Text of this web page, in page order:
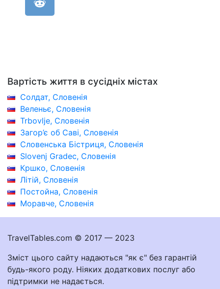
Вартість життя в сусідніх містах
Солдат, Словенія
Веленьє, Словенія
Trbovlje, Словенія
Загор’є об Саві, Словенія
Словенська Бістриця, Словенія
Slovenj Gradec, Словенія
Кршко, Словенія
Літій, Словенія
Постойна, Словенія
Моравче, Словенія
TravelTables.com © 2017 — 2023
Зміст цього сайту надаються "як є" без гарантій
будь-якого роду. Ніяких додаткових послуг або
підтримки не надається.